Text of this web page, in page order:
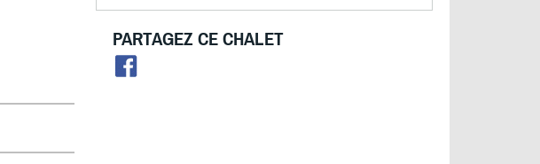
PARTAGEZ CE CHALET